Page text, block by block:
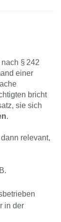
§ 242
einer
bricht
sie sich
.
relevant,
in der